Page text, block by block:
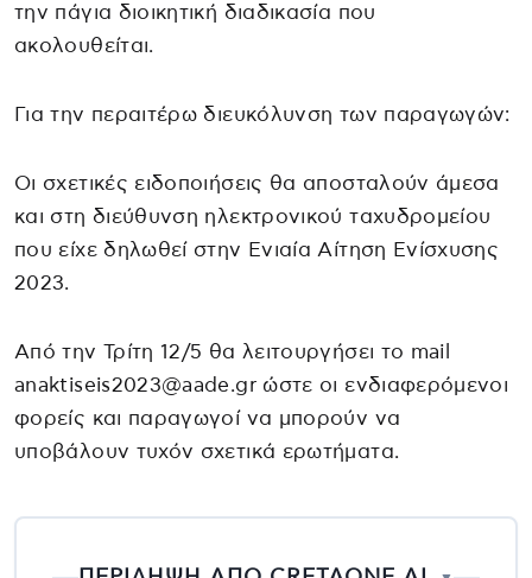
την πάγια διοικητική διαδικασία που
ακολουθείται.
Για την περαιτέρω διευκόλυνση των παραγωγών:
Οι σχετικές ειδοποιήσεις θα αποσταλούν άμεσα
και στη διεύθυνση ηλεκτρονικού ταχυδρομείου
που είχε δηλωθεί στην Ενιαία Αίτηση Ενίσχυσης
2023.
Από την Τρίτη 12/5 θα λειτουργήσει το mail
anaktiseis2023@aade.gr ώστε οι ενδιαφερόμενοι
φορείς και παραγωγοί να μπορούν να
υποβάλουν τυχόν σχετικά ερωτήματα.